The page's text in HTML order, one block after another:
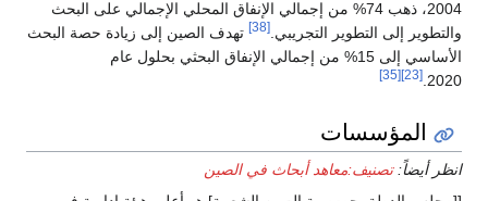
2004، ذهب 74% من إجمالي الإنفاق المحلي الإجمالي على البحث
والتطوير إلى التطوير التجريبي. [38]
تهدف الصين إلى زيادة حصة البحث
الأساسي إلى 15% من إجمالي الإنفاق البحثي بحلول عام
2020.
[23]
[35]
المؤسسات
انظر أيضاً:تصنيف:معاهد أبحاث في الصين